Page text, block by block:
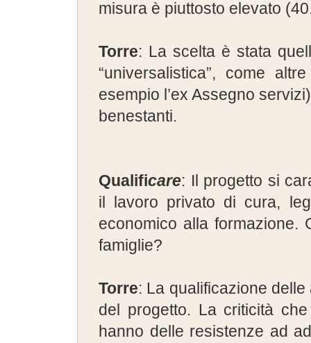
misura è piuttosto elevato
Torre: La scelta è stata
“universalistica”, come
esempio l’ex Assegno
benestanti.
Qualificare: Il progetto si
il lavoro privato di cura,
economico alla formazione.
famiglie?
Torre: La qualificazione
del progetto. La criticità
hanno delle resistenze ad